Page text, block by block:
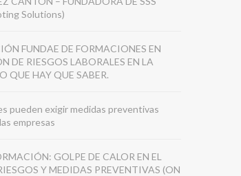
Solutions)
FUNDAE DE FORMACIONES EN
DE RIESGOS LABORALES EN LA
QUE HAY QUE SABER.
pueden exigir medidas preventivas
empresas
GOLPE DE CALOR EN EL
Y MEDIDAS PREVENTIVAS (ON